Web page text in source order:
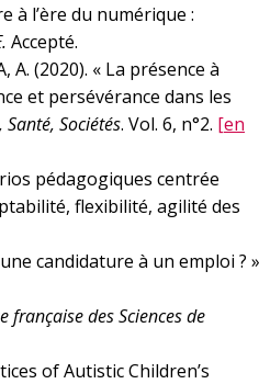
à l’ère du numérique :
Accepté.
A. (2020). « La présence à
et persévérance dans les
Sociétés. Vol. 6, n°2. [en
pédagogiques centrée
flexibilité, agilité des
candidature à un emploi ?
française des Sciences de
of Autistic Children’s